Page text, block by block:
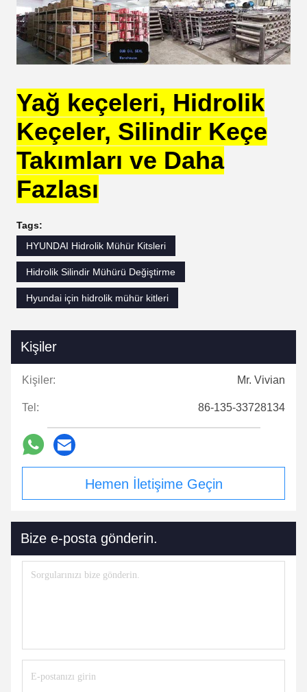
Yağ keçeleri, Hidrolik
Keçeler, Silindir Keçe
Takımları ve Daha
Fazlası
Tags:
HYUNDAI Hidrolik Mühür Kitsleri
Hidrolik Silindir Mühürü Değiştirme
Hyundai için hidrolik mühür kitleri
Kişiler
Kişiler: Mr. Vivian
Tel: 86-135-33728134
Hemen İletişime Geçin
Bize e-posta gönderin.